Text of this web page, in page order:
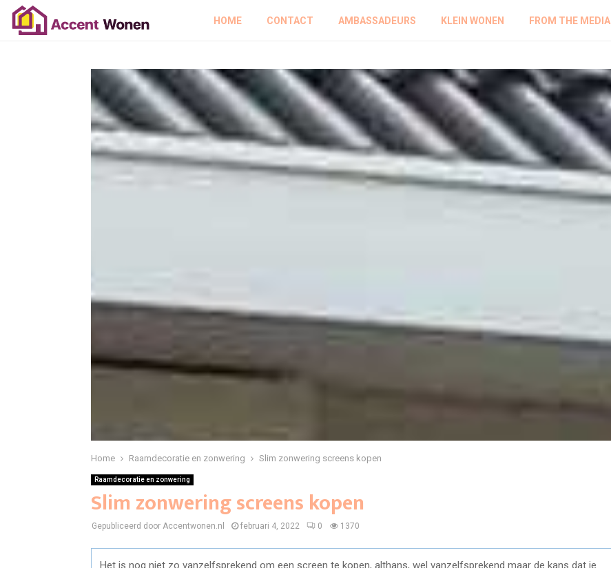
HOME CONTACT AMBASSADEURS KLEIN WONEN FROM THE MEDIA
Home Raamdecoratie en zonwering Slim zonwering screens kopen
Raamdecoratie en zonwering
Slim zonwering screens kopen
Gepubliceerd door Accentwonen.nl februari 4, 2022 0 1370
Het is nog niet zo vanzelfsprekend om een screen te kopen, althans, wel vanzelfsprekend maar de kans dat je